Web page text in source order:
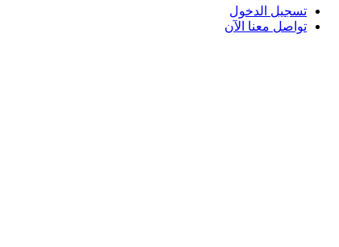
المحتوى
تسجيل الدخول
تواصل معنا الآن